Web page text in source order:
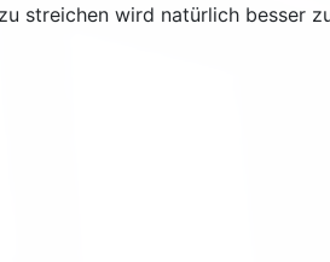
streichen wird natürlich besser